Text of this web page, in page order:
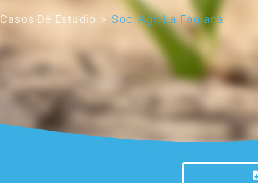
Casos De Estudio > Soc. Agr. La Fagiana